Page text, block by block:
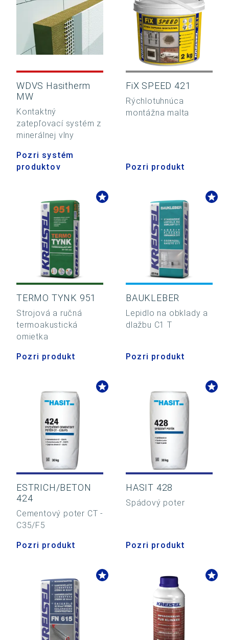
WDVS Hasitherm
MW
Kontaktný
zatepľovací systém z
minerálnej vlny
Pozri systém
produktov
FiX SPEED 421
Rýchlotuhnúca
montážna malta
Pozri produkt
TERMO TYNK 951
Strojová a ručná
termoakustická
omietka
Pozri produkt
BAUKLEBER
Lepidlo na obklady a
dlažbu C1 T
Pozri produkt
ESTRICH/BETON
424
Cementový poter CT -
C35/F5
Pozri produkt
HASIT 428
Spádový poter
Pozri produkt